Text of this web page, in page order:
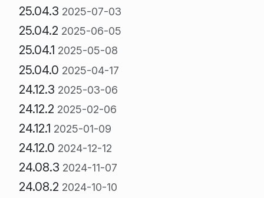
25.04.3 2025-07-03
25.04.2 2025-06-05
25.04.1 2025-05-08
25.04.0 2025-04-17
24.12.3 2025-03-06
24.12.2 2025-02-06
24.12.1 2025-01-09
24.12.0 2024-12-12
24.08.3 2024-11-07
24.08.2 2024-10-10